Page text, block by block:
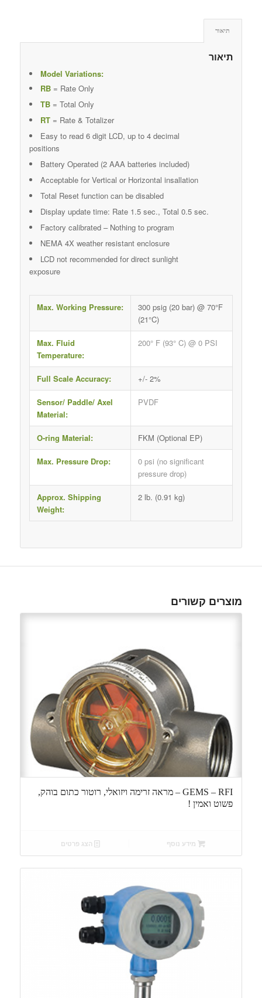
תיאור
תיאור
Model Variations:
RB= Rate Only
TB= Total Only
RT= Rate & Totalizer
Easy to read 6 digit LCD, up to 4 decimal
positions
Battery Operated (2 AAA batteries included)
Acceptable for Vertical or Horizontal insallation
Total Reset function can be disabled
Display update time: Rate 1.5 sec., Total 0.5 sec.
Factory calibrated – Nothing to program
NEMA 4X weather resistant enclosure
LCD not recommended for direct sunlight
exposure
Max. Working Pressure:
300 psig (20 bar) @ 70°F
(21°C)
Max. Fluid
Temperature:
200° F (93° C) @ 0 PSI
Full Scale Accuracy: +/- 2%
Sensor/ Paddle/ Axel
Material:
PVDF
O-ring Material: FKM (Optional EP)
Max. Pressure Drop:
0 psi (no significant
pressure drop)
Approx. Shipping
Weight:
2 lb. (0.91 kg)
מוצרים קשורים
GEMS – RFI – מראה זרימה ויזואלי, רוטור כתום בוהק,
פשוט ואמין !
מידע נוסף הצג פרטים